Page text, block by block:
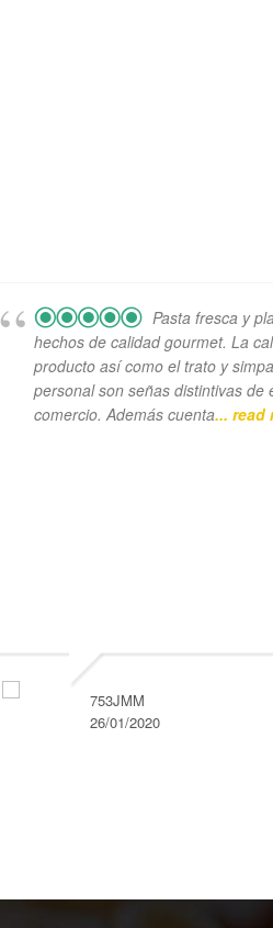
Pasta fresca y
hechos de calidad gourmet. La
producto así como el trato y
personal son señas distintivas de
comercio. Además cuenta... read
753JMM
26/01/2020